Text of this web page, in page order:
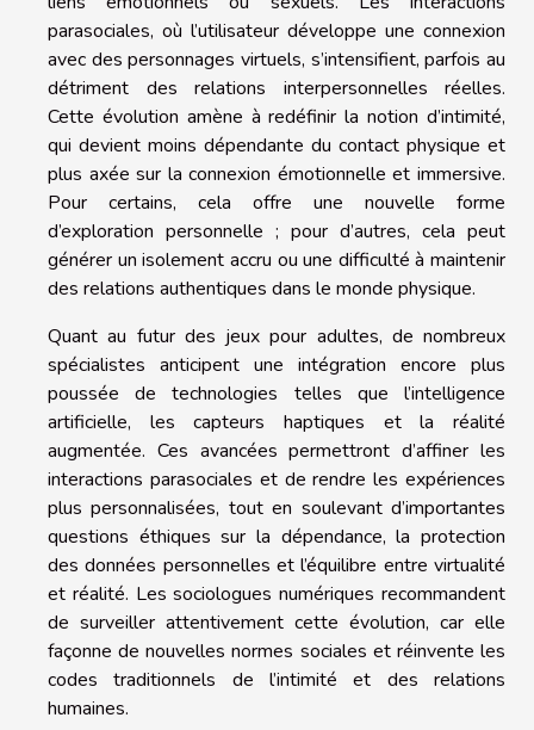
parasociales, où l’utilisateur développe une connexion
avec des personnages virtuels, s’intensifient, parfois au
détriment des relations interpersonnelles réelles.
Cette évolution amène à redéfinir la notion d’intimité,
qui devient moins dépendante du contact physique et
plus axée sur la connexion émotionnelle et immersive.
Pour certains, cela offre une nouvelle forme
d’exploration personnelle ; pour d’autres, cela peut
générer un isolement accru ou une difficulté à maintenir
des relations authentiques dans le monde physique.
Quant au futur des jeux pour adultes, de nombreux
spécialistes anticipent une intégration encore plus
poussée de technologies telles que l’intelligence
artificielle, les capteurs haptiques et la réalité
augmentée. Ces avancées permettront d’affiner les
interactions parasociales et de rendre les expériences
plus personnalisées, tout en soulevant d’importantes
questions éthiques sur la dépendance, la protection
des données personnelles et l’équilibre entre virtualité
et réalité. Les sociologues numériques recommandent
de surveiller attentivement cette évolution, car elle
façonne de nouvelles normes sociales et réinvente les
codes traditionnels de l’intimité et des relations
humaines.